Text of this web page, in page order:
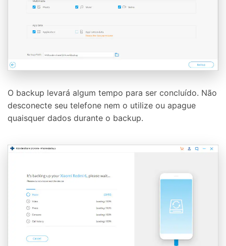
O backup levará algum tempo para ser concluído. Não
desconecte seu telefone nem o utilize ou apague
quaisquer dados durante o backup.